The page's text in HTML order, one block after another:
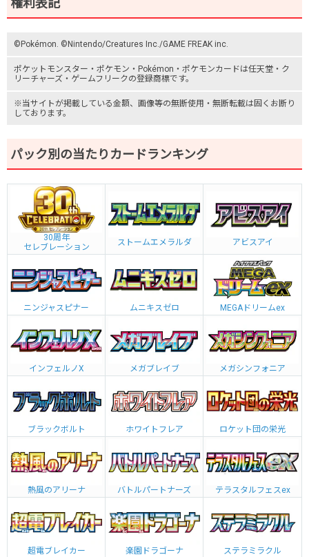
©Pokémon. ©Nintendo/Creatures Inc./GAME FREAK inc.
ポケットモンスター ・ポケモン・Pokémon・ ポケモンカードは任天堂・ ク
リーチャーズ ・ ゲームフリークの登録商標です。
※当サイトが掲載している金額、画像等の無断使用・無断転載は固くお断り
しております。
パック別の当たりカードランキング
30周年
セレブレーション
ストームエメラルダ アビスアイ
ニンジャスピナー ムニキスゼロ MEGAドリームex
インフェルノX メガブレイブ メガシンフォニア
ブラックボルト ホワイトフレア ロケット団の栄光
熱風のアリーナ バトルパートナーズ テラスタルフェスex
超電ブレイカー 楽園ドラゴーナ ステラミラクル